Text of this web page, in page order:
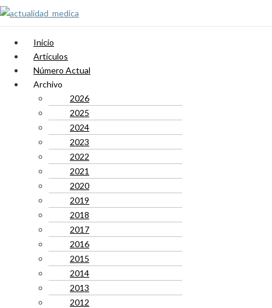
Inicio
Artículos
Número Actual
Archivo
2026
2025
2024
2023
2022
2021
2020
2019
2018
2017
2016
2015
2014
2013
2012